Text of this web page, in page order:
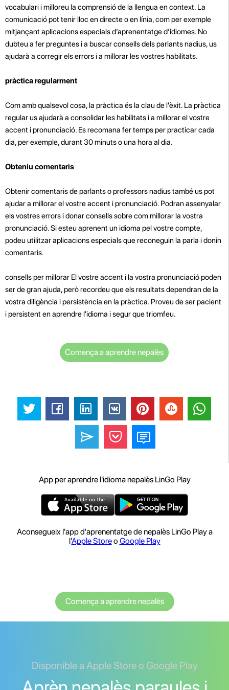
vocabulari i milloreu la comprensió de la llengua en context. La
comunicació pot tenir lloc en directe o en línia, com per exemple
mitjançant aplicacions especials d’aprenentatge d’idiomes. No
dubteu a fer preguntes i a buscar consells dels parlants nadius, us
ajudarà a corregir els errors i a millorar les vostres habilitats.
pràctica regularment
Com amb qualsevol cosa, la pràctica és la clau de l'èxit. La pràctica
regular us ajudarà a consolidar les habilitats i a millorar el vostre
accent i pronunciació. Es recomana fer temps per practicar cada
dia, per exemple, durant 30 minuts o una hora al dia.
Obteniu comentaris
Obtenir comentaris de parlants o professors nadius també us pot
ajudar a millorar el vostre accent i pronunciació. Podran assenyalar
els vostres errors i donar consells sobre com millorar la vostra
pronunciació. Si esteu aprenent un idioma pel vostre compte,
podeu utilitzar aplicacions especials que reconeguin la parla i donin
comentaris.
consells per millorar El vostre accent i la vostra pronunciació poden
ser de gran ajuda, però recordeu que els resultats dependran de la
vostra diligència i persistència en la pràctica. Proveu de ser pacient
i persistent en aprendre l'idioma i segur que triomfeu.
Comença a aprendre nepalès
App per aprendre l'idioma nepalès LinGo Play
Aconsegueix l'app d'aprenentatge de nepalès LinGo Play a
l'Apple Storeo Google Play
Comença a aprendre nepalès
Disponible a Apple Store o Google Play